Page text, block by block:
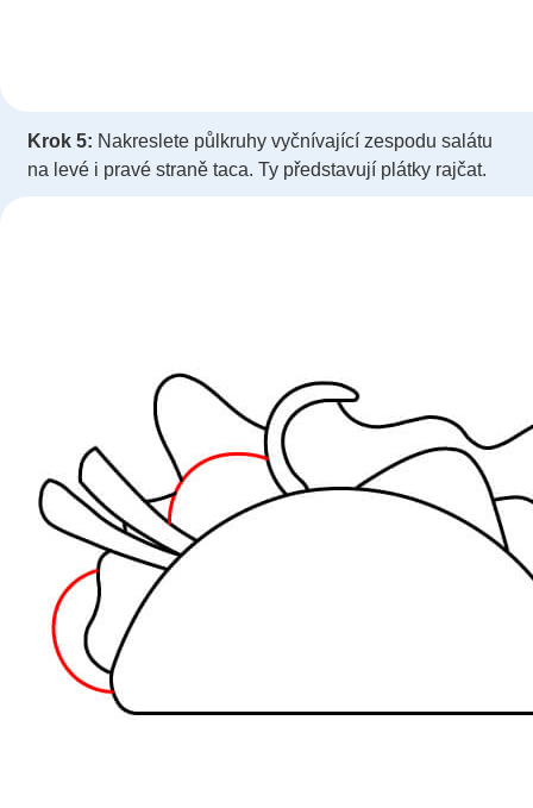
Krok 5: Nakreslete půlkruhy vyčnívající zespodu salátu
na levé i pravé straně taca. Ty představují plátky rajčat.